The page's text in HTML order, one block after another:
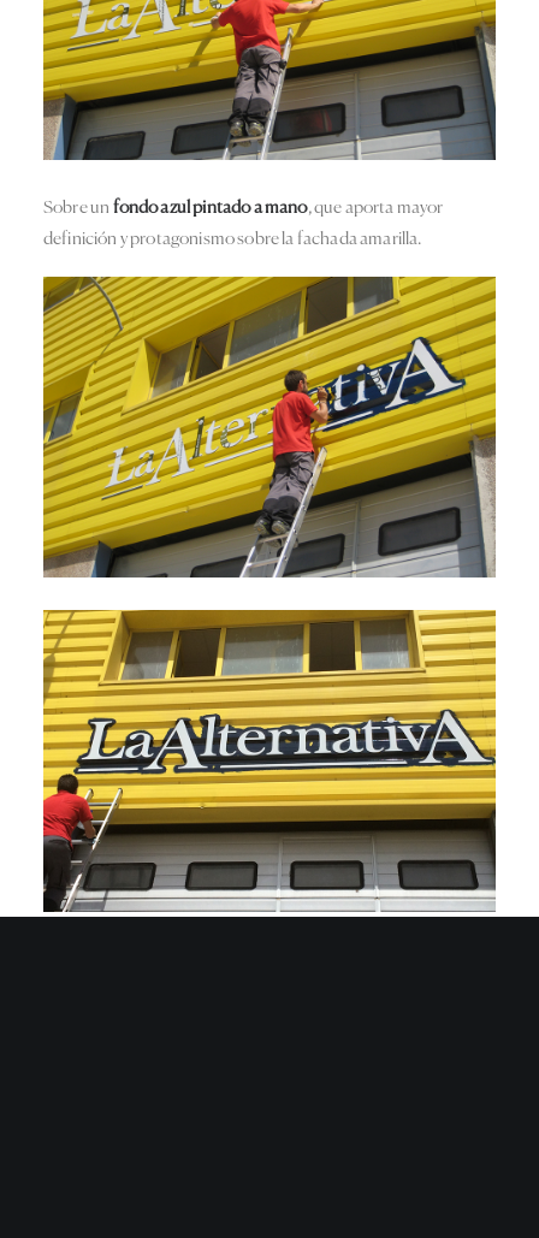
Sobre un fondo azul pintado a mano, que aporta mayor
definición y protagonismo sobre la fachada amarilla.